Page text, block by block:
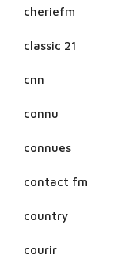
cheriefm
classic 21
cnn
connu
connues
contact fm
country
courir